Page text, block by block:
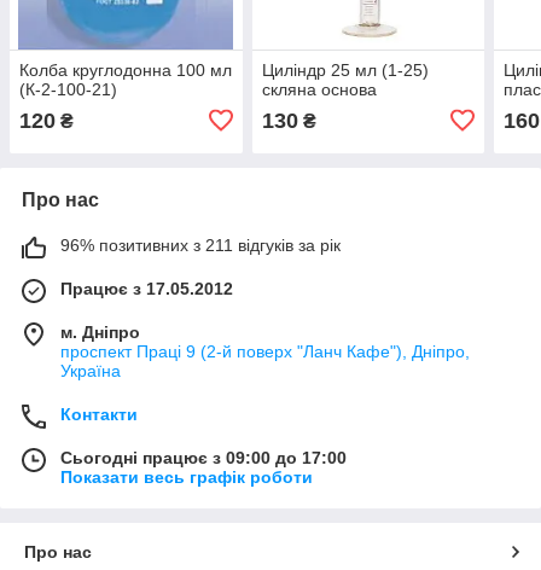
Колба круглодонна 100 мл
(К-2-100-21)
120 ₴
Циліндр 25 мл (1-25)
скляна основа
130₴ 160
Про нас
96% позитивних з 211 відгуків за рік
Працює з 17.05.2012
м. Дніпро
проспект Праці 9 (2-й поверх "Ланч Кафе"), Дніпро,
Україна
Контакти
Сьогодні працює з 09:00 до 17:00
Показати весь графік роботи
Про нас